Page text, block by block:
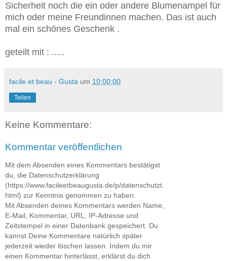
Sicherheit noch die ein oder andere Blumenampel für
mich oder meine Freundinnen machen. Das ist auch
mal ein schönes Geschenk .
geteilt mit : .....
facile et beau - Gusta um 10:00:00
Teilen
Keine Kommentare:
Kommentar veröffentlichen
Mit dem Absenden eines Kommentars bestätigst
du, die Datenschutzerklärung
(https://www.facileetbeaugusta.de/p/datenschutzt.
html) zur Kenntnis genommen zu haben.
Mit Absenden deines Kommentars werden Name,
E-Mail, Kommentar, URL, IP-Adresse und
Zeitstempel in einer Datenbank gespeichert. Du
kannst Deine Kommentare natürlich später
jederzeit wieder löschen lassen. Indem du mir
einen Kommentar hinterlässt, erklärst du dich